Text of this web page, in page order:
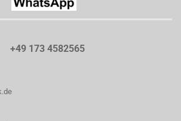
+49 173 4582565